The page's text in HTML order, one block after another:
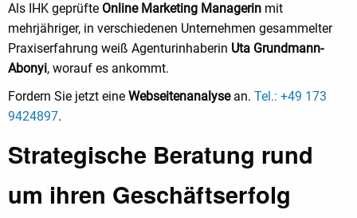
Als IHK geprüfte Online Marketing Managerin mit
mehrjähriger, in verschiedenen Unternehmen gesammelter
Praxiserfahrung weiß Agenturinhaberin Uta Grundmann-
Abonyi, worauf es ankommt.
Fordern Sie jetzt eine Webseitenanalysean. Tel.: +49 173
9424897.
Strategische Beratung rund
um ihren Geschäftserfolg